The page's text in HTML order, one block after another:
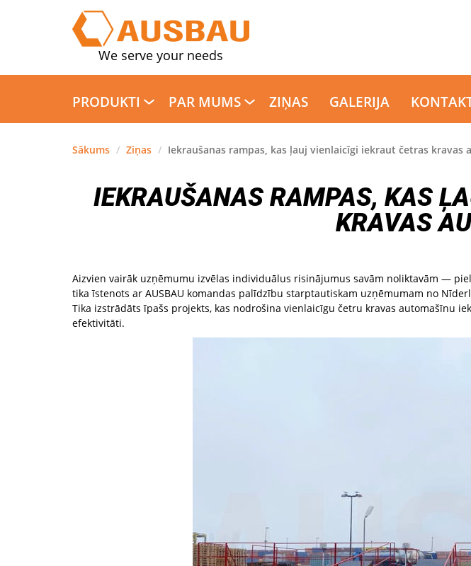
We serve your needs
PRODUKTI PAR MUMS ZIŅAS GALERIJA
Sākums / Ziņas / Iekraušanas rampas, kas ļauj vienlaicīgi iekraut četras kravas
IEKRAUŠANAS RAMPAS, KAS
KRAVAS
Aizvien vairāk uzņēmumu izvēlas individuālus risinājumus savām noliktavām —
tika īstenots ar AUSBAU komandas palīdzību starptautiskam uzņēmumam no
Tika izstrādāts īpašs projekts, kas nodrošina vienlaicīgu četru kravas automašīnu
efektivitāti.